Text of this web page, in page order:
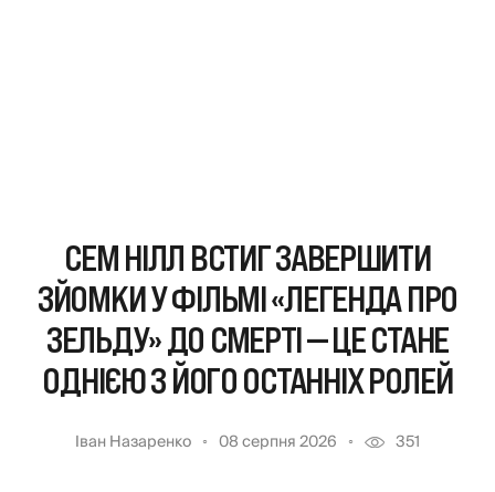
СЕМ НІЛЛ ВСТИГ ЗАВЕРШИТИ
ЗЙОМКИ У ФІЛЬМІ «ЛЕГЕНДА ПРО
ЗЕЛЬДУ» ДО СМЕРТІ — ЦЕ СТАНЕ
ОДНІЄЮ З ЙОГО ОСТАННІХ РОЛЕЙ
Іван Назаренко 08 серпня 2026 351